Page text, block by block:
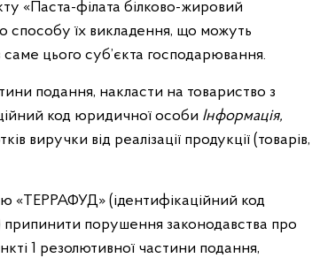
«Паста-філата білково-жировий
способу їх викладення, що можуть
цього суб’єкта господарювання.
подання, накласти на товариство з
код юридичної особи Інформація,
виручки від реалізації продукції (товарів,
«ТЕРРАФУД» (ідентифікаційний код
припинити порушення законодавства про
1 резолютивної частини подання,